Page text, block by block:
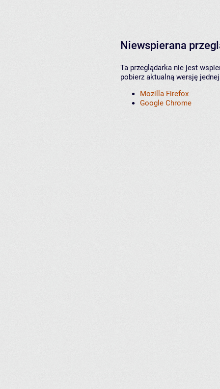
Niewspierana
Ta przeglądarka nie jest
pobierz aktualną wersję
Mozilla Firefox
Google Chrome